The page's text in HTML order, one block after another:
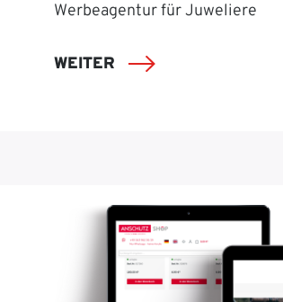
Werbeagentur für Juweliere
WEITER